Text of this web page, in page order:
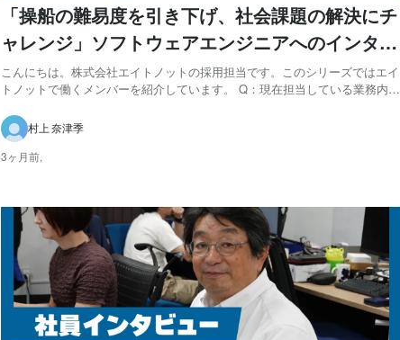
「操船の難易度を引き下げ、社会課題の解決にチ
ャレンジ」ソフトウェアエンジニアへのインタビ
ュー
こんにちは。株式会社エイトノットの採用担当です。このシリーズではエイ
トノットで働くメンバーを紹介しています。 Q：現在担当している業務内容
環境づくり（QA）を担当しています。 Q：エイトノットに入社するまでの
経歴を教えてください 高専を卒業した後...
村上 奈津季
3ヶ月前,